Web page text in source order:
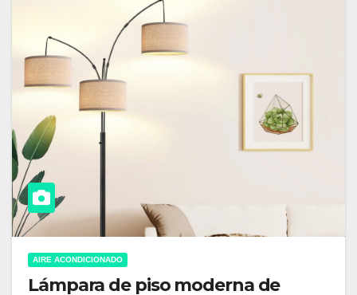
AIRE ACONDICIONADO
Lámpara de piso moderna de